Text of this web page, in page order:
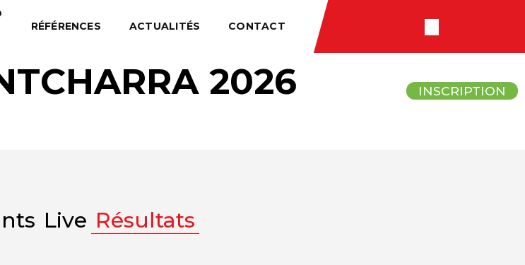
RÉFÉRENCES ACTUALITÉS CONTACT
RÉSULTATS
2026 INSCRIPTION
Live Résultats